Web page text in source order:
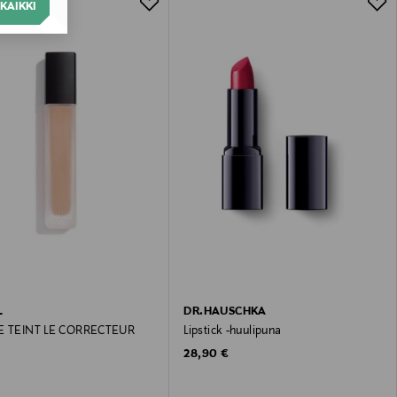
TEINT LE CORRECTEUR
DR.HAUSCHKA
Lipstick -huulipuna
Original Price
28,90 €